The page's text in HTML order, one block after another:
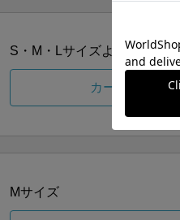
S・M・Lサイズより当店に
カートに入れる
Mサイズ